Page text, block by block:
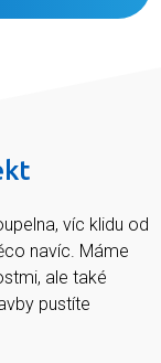
víc klidu od
navíc. Máme
ale také
pustíte